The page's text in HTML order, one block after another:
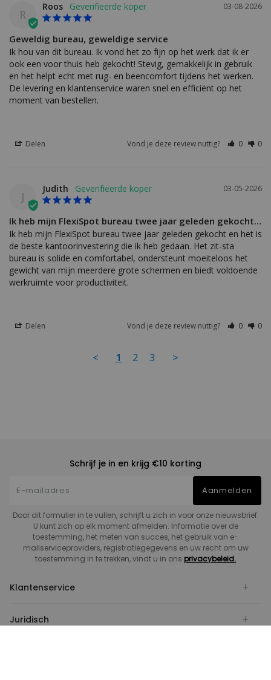
R
03-08-2026
Roos
Geweldig bureau, geweldige service
Ik hou van dit bureau. Ik vond het zo fijn op het werk dat ik er
ook een voor thuis heb gekocht! Stevig, gemakkelijk in gebruik
en het helpt echt met rug- en beencomfort tijdens het werken.
De levering en klantenservice waren snel en efficiënt op het
moment van bestellen.
Delen Vond je deze review nuttig? 0 0
J
03-05-2026
Judith
Ik heb mijn FlexiSpot bureau twee jaar geleden gekocht…
Ik heb mijn FlexiSpot bureau twee jaar geleden gekocht en het is
de beste kantoorinvestering die ik heb gedaan. Het zit-sta
bureau is solide en comfortabel, ondersteunt moeiteloos het
gewicht van mijn meerdere grote schermen en biedt voldoende
werkruimte voor productiviteit.
Delen Vond je deze review nuttig? 0 0
< 1 2 3 >
Schrijf je in en krijg €10 korting
Aanmelden
Door dit formulier in te vullen, schrijft u zich in voor onze nieuwsbrief.
U kunt zich op elk moment afmelden. Informatie over de
toestemming, het meten van succes, het gebruik van e-
mailserviceproviders, registratiegegevens en uw recht om uw
toestemming in te trekken, vindt u in ons privacybeleid.
Klantenservice
Juridisch